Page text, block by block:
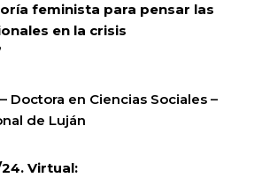
feminista para pensar las
en la crisis
Doctora en Ciencias Sociales –
de Luján
Virtual: